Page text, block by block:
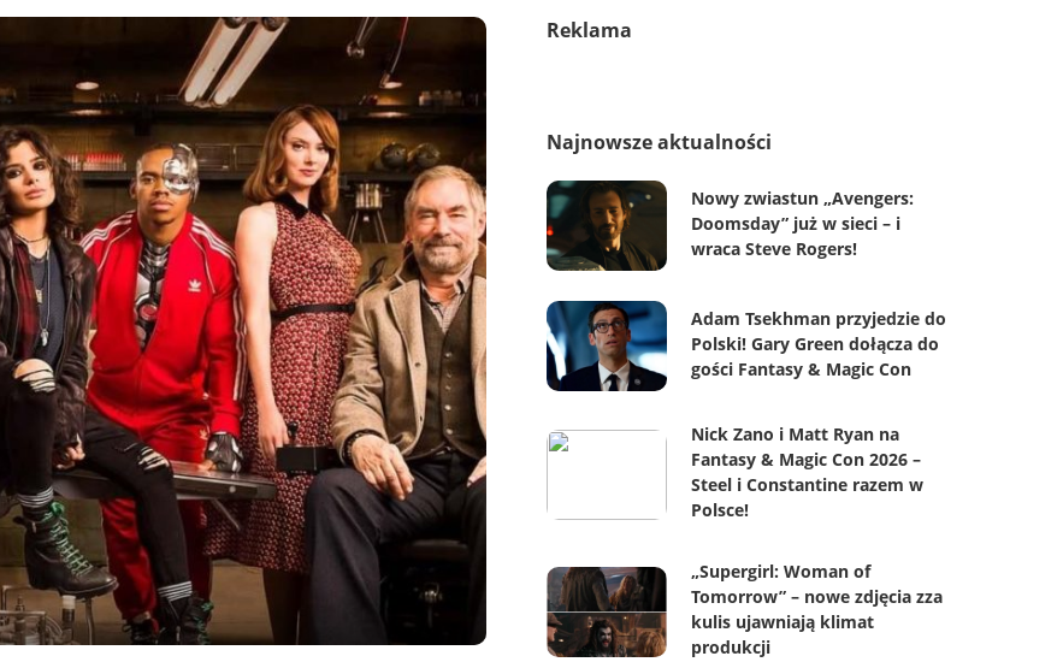
Reklama
Najnowsze aktualności
Nowy zwiastun „Avengers:
Doomsday” już w sieci – i
wraca Steve Rogers!
Adam Tsekhman przyjedzie do
Polski! Gary Green dołącza do
gości Fantasy & Magic Con
Nick Zano i Matt Ryan na
Fantasy & Magic Con 2026 –
Steel i Constantine razem w
Polsce!
„Supergirl: Woman of
Tomorrow” – nowe zdjęcia zza
kulis ujawniają klimat
produkcji